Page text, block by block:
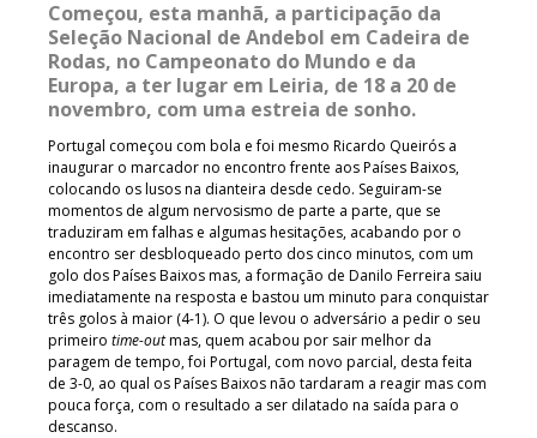
Começou, esta manhã, a participação da
Seleção Nacional de Andebol em Cadeira de
Rodas, no Campeonato do Mundo e da
Europa, a ter lugar em Leiria, de 18 a 20 de
novembro, com uma estreia de sonho.
Portugal começou com bola e foi mesmo Ricardo Queirós a
inaugurar o marcador no encontro frente aos Países Baixos,
colocando os lusos na dianteira desde cedo. Seguiram-se
momentos de algum nervosismo de parte a parte, que se
traduziram em falhas e algumas hesitações, acabando por o
encontro ser desbloqueado perto dos cinco minutos, com um
golo dos Países Baixos mas, a formação de Danilo Ferreira saiu
imediatamente na resposta e bastou um minuto para conquistar
três golos à maior (4-1). O que levou o adversário a pedir o seu
primeiro time-outmas, quem acabou por sair melhor da
paragem de tempo, foi Portugal, com novo parcial, desta feita
de 3-0, ao qual os Países Baixos não tardaram a reagir mas com
pouca força, com o resultado a ser dilatado na saída para o
descanso.